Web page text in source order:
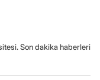
Son dakika haberleri